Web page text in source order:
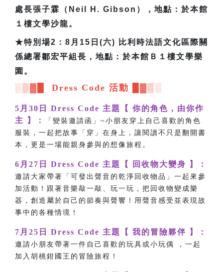
處長張子霖（Neil H. Gibson），地點：於本館
１樓文學沙龍。
★特別場2：8月15日(六) 比利時法語文化區際關
係總署鄒宏平組長，地點：於本館Ｂ１樓文學樂
園。
░▒▓█ Dress Code 活動 █▓▒░
5月30日 Dress Code 主題【 你的角色，由你作
主 】：
「變裝邀請函」~小朋友穿上自己喜歡的角色
服裝，一起把故事「穿」在身上，讓閱讀不只是翻開書
本，更是一場能親身參與的想像旅程。
6月27日 Dress Code 主題【 回收物大變身 】：
邀請大家帶著「可發出聲音的乾淨回收物品」一起來參
加活動！跟著音樂敲一敲、玩一玩，把回收物變成樂
器，創造屬於自己的節奏與聲響！用聲音感受並表現故
事中的各種情境！
7月25日 Dress Code 主題【 我的冒險夥伴 】：
邀請小朋友帶著一件自己喜歡的玩具或小玩偶 ，一起
加入胡桃鉗國王的冒險旅程！